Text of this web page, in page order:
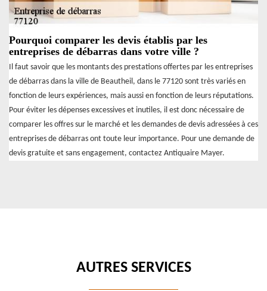
Pourquoi comparer les devis établis par les
entreprises de débarras dans votre ville ?
Il faut savoir que les montants des prestations offertes par les entreprises
de débarras dans la ville de Beautheil, dans le 77120 sont très variés en
fonction de leurs expériences, mais aussi en fonction de leurs réputations.
Pour éviter les dépenses excessives et inutiles, il est donc nécessaire de
comparer les offres sur le marché et les demandes de devis adressées à ces
entreprises de débarras ont toute leur importance. Pour une demande de
devis gratuite et sans engagement, contactez Antiquaire Mayer.
AUTRES SERVICES